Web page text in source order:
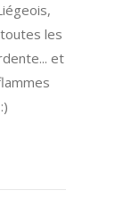
les
et